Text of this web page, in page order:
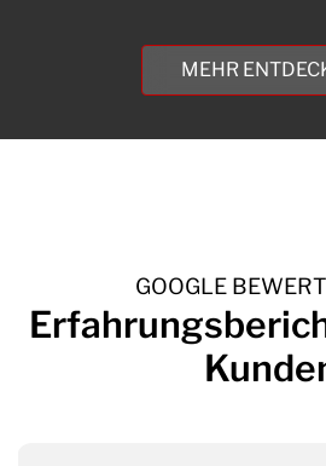
MEHR
GOOGLE